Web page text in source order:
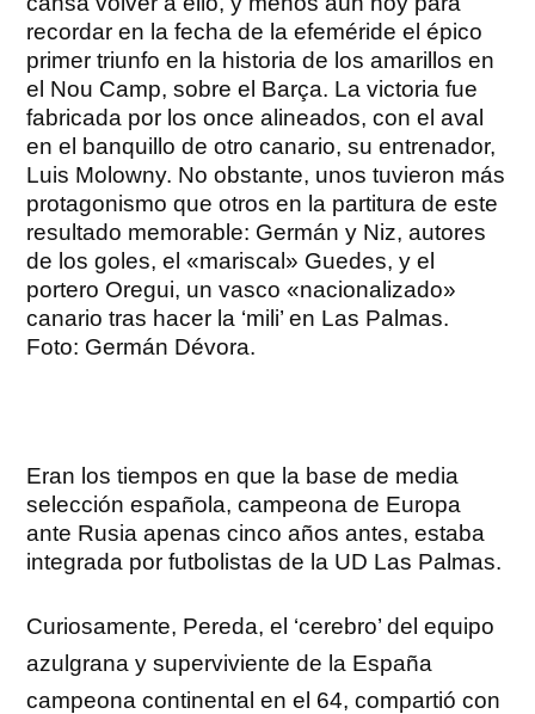
recordar en la fecha de la efeméride el épico
primer triunfo en la historia de los amarillos en
el Nou Camp, sobre el Barça. La victoria fue
fabricada por los once alineados, con el aval
en el banquillo de otro canario, su entrenador,
Luis Molowny. No obstante, unos tuvieron más
protagonismo que otros en la partitura de este
resultado memorable: Germán y Niz, autores
de los goles, el «mariscal» Guedes, y el
portero Oregui, un vasco «nacionalizado»
canario tras hacer la ‘mili’ en Las Palmas.
Foto: Germán Dévora.
Eran los tiempos en que la base de media
selección española, campeona de Europa
ante Rusia apenas cinco años antes, estaba
integrada por futbolistas de la UD Las Palmas.
Curiosamente, Pereda, el ‘cerebro’ del equipo
azulgrana y superviviente de la España
campeona continental en el 64, compartió con